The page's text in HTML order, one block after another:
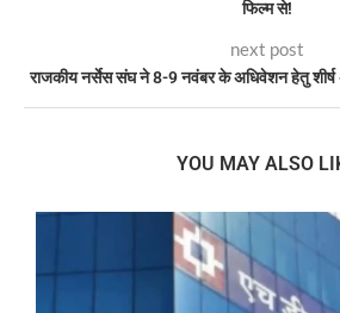
फिल्म से!
next post
राजकीय नर्सेस संघ ने 8-9 नवंबर के अधिवेशन हेतु शीर्ष
YOU MAY ALSO